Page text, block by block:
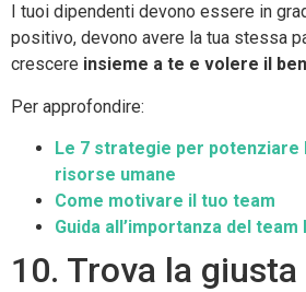
I tuoi dipendenti devono essere in
positivo, devono avere la tua stessa
crescere insieme a te e volere il
Per approfondire:
Le 7 strategie per potenziare
risorse umane
Come motivare il tuo team
Guida all’importanza del team
10. Trova la